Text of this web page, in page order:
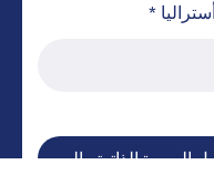
*
الذاتية والمستندات